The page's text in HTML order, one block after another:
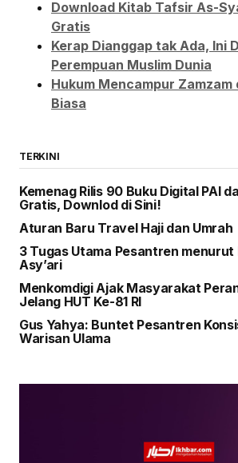
Download Kitab Tafsir As-
Gratis
Kerap Dianggap tak Ada, Ini
Perempuan Muslim Dunia
Hukum Mencampur Zamzam
Biasa
TERKINI
Kemenag Rilis 90 Buku Digital PAI
Gratis, Downlod di Sini!
Aturan Baru Travel Haji dan Umrah
3 Tugas Utama Pesantren menurut
Asy’ari
Menkomdigi Ajak Masyarakat
Jelang HUT Ke-81 RI
Gus Yahya: Buntet Pesantren
Warisan Ulama